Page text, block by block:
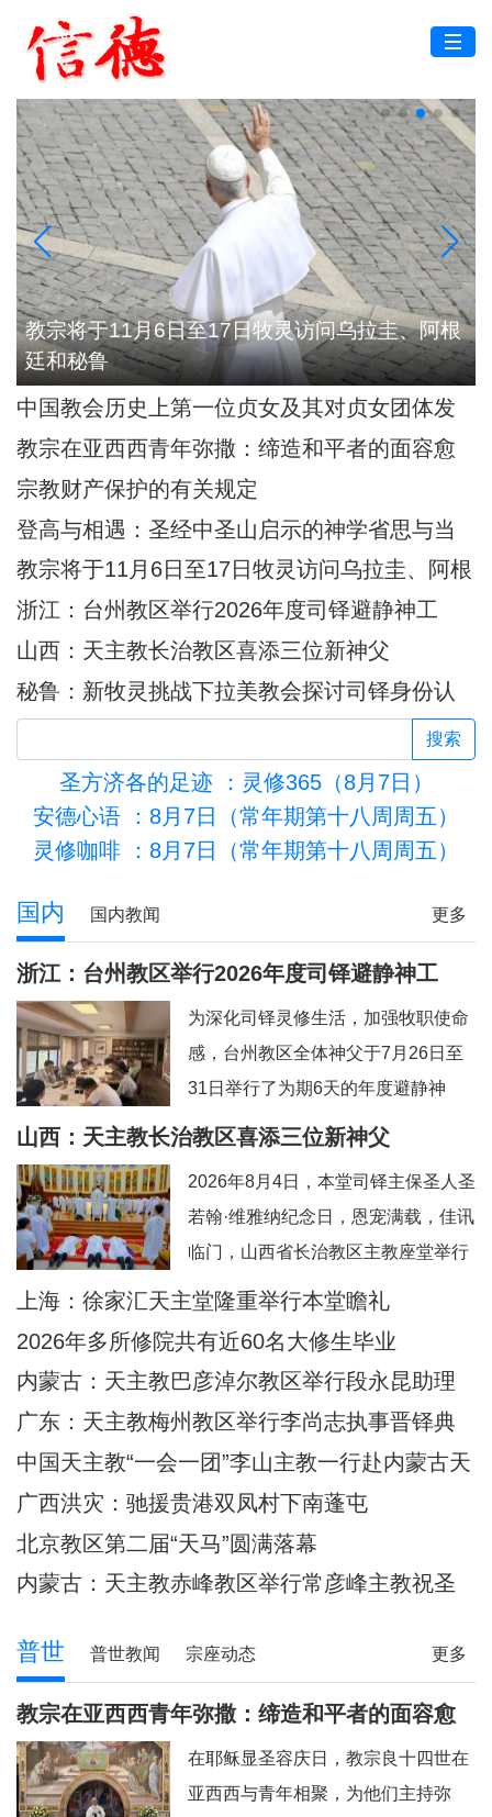
教宗将于11月6日至17日牧灵访问乌拉圭、阿根
廷和秘鲁
中国教会历史上第一位贞女及其对贞女团体发
展的深远影响
教宗在亚西西青年弥撒：缔造和平者的面容愈
加肖似基督
宗教财产保护的有关规定
登高与相遇：圣经中圣山启示的神学省思与当
代意义
教宗将于11月6日至17日牧灵访问乌拉圭、阿根
廷和秘鲁
浙江：台州教区举行2026年度司铎避静神工
山西：天主教长治教区喜添三位新神父
秘鲁：新牧灵挑战下拉美教会探讨司铎身份认
同
搜索
圣方济各的足迹 ：灵修365（8月7日）
安德心语 ：8月7日（常年期第十八周周五）
灵修咖啡 ：8月7日（常年期第十八周周五）
更多
国内 国内教闻
浙江：台州教区举行2026年度司铎避静神工
为深化司铎灵修生活，加强牧职使命
感，台州教区全体神父于7月26日至
31日举行了为期6天的年度避静神
工。本次避静特别邀请到上海佘山修
深刻地认识真实的耶稣基督”。在当今
忙碌而多元的牧灵环境中，此次避静
为神父们提供了一个宝贵的静默与省
思时机，帮助大家暂时脱离日常事
务，回归内在深
山西：天主教长治教区喜添三位新神父
2026年8月4日，本堂司铎主保圣人圣
若翰·维雅纳纪念日，恩宠满载，佳讯
临门，山西省长治教区主教座堂举行
司铎祝圣典礼，为张浩然（伯多
禄）三位执事授予司铎圣秩。祝圣典
礼由长治教区丁令斌主教主持，教区
办公室主任申学忠神父、主教府本堂
韩霄神父襄礼。来自长治教区及各地
80余位神父共祭
上海：徐家汇天主堂隆重举行本堂瞻礼
2026年多所修院共有近60名大修生毕业
内蒙古：天主教巴彦淖尔教区举行段永昆助理
主教祝圣典礼
广东：天主教梅州教区举行李尚志执事晋铎典
礼
中国天主教“一会一团”李山主教一行赴内蒙古天
主教调研
广西洪灾：驰援贵港双凤村下南蓬屯
北京教区第二届“天马”圆满落幕
内蒙古：天主教赤峰教区举行常彦峰主教祝圣
更多
普世 普世教闻 宗座动态
教宗在亚西西青年弥撒：缔造和平者的面容愈
加肖似基督
在耶稣显圣容庆日，教宗良十四世在
亚西西与青年相聚，为他们主持弥